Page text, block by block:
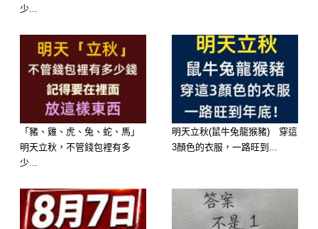
性格： 妳追求平衡，心思細膩且觀察
力強，總能發現別人忽略的細節。
2026 運勢： 選這碗湯代表妳的財運是
「鮮甜入庫」。妳的**「偏財運」**極
金，都會像蛤蜊開殼一樣，驚喜一個接
一個蹦出來。
少...
「豬、雞、虎、兔、蛇、馬」
明天立秋，不管錢包裡有多
少...
明天立秋(鼠牛兔龍猴豬) 穿這
3顏色的衣服，一路旺到...